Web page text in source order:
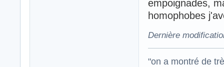
empoignades,
homophobes
Dernière
"on a montré de